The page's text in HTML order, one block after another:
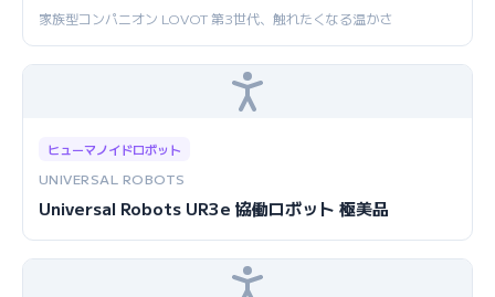
家族型コンパニオン LOVOT 第3世代、触れたくなる温かさ
ヒューマノイドロボット
UNIVERSAL ROBOTS
Universal Robots UR3e 協働ロボット 極美品